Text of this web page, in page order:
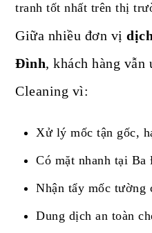
tranh tốt nhất trên thị
Giữa nhiều đơn vị
Đình, khách hàng
Cleaning vì:
Xử lý mốc tận gốc,
Có mặt nhanh tại
Nhận tẩy mốc tường
Dung dịch an toàn